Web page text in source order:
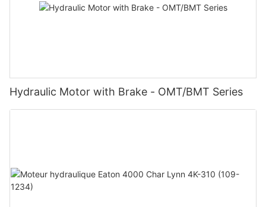
Hydraulic Motor with Brake - OMT/BMT Series